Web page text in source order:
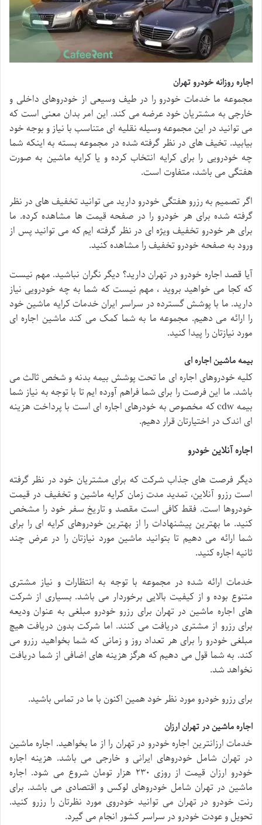
اجاره روزانه خودرو تهران
مجموعه ما خدمات خودرو را در طیف وسیعی از خودروهای داخلی و
خارجی به مشتریان خود عرضه می کند. این امر بدان معنی است که
می توانید در این مجموعه وسیله نقلیه ای متناسب با نیاز و بوجه خود
بیابید. تخیف های در نظر گرفته شده در مجموعه بسته به اینکه شما
چه خودرویی را برای کرایه انتخاب کرده و یا کرایه ماشین به صورت
هفتگی می باشد، متفاوت است.
اگر تصمیم به رزرو هفتگی خودرو دارید می توانید تخفیف های در نظر
گرفته شده برای هر خودرو را در صفحه قیمت ها مشاهده کرده. ما
برای هر خودرو تخفیف ویژه ای در نظر گرفته ایم که می توانید پس از
ورود به صفحه خودرو تخفیف را مشاهده کنید.
آیا قصد اجاره خودرو در تهران دارید؟ دیگر نگران نباشید. مهم نیست
که کجا می خواهید بروید ، مهم نیست که شما به چه خودرویی نیاز
دارید. ما با پوشش گسترده در سراسر ایران خدمات کرایه ماشین خود
را ارائه می دهیم. مجموعه ما به شما کمک می کند ماشین اجاره ای
مورد نیازتان را پیدا کنید.
بیمه ماشین اجاره ای
کلیه خودروهای اجاره ای ما تحت پوشش بیمه بدنه و شخص ثالث می
باشد. ما این فرصت را برای شما فراهم آورده ایم تا با توجه به نیاز شما
بیمه cdw که مخصوص به خودرهای اجاره ای است با پرداخت هزینه
ای اندک در اختیارتان قرار دهیم.
اجاره آنلاین خودرو
دیگر فرصت های جذاب شرکت که برای مشتریان خود در نظر گرفته
است رزرو آنلاین، تمدید مدت زمان کرایه ماشین و تخفیف در قیمت
خودروها است. فقط کافی است مقصد و تاریخ سفر خود را مشخص
کنید. ما بهترین پیشنهادات را از بهترین خودروهای کرایه ای را برای
شما ارائه می دهیم تا بتوانید ماشین مورد نیازتان را در عرض چند
ثانیه اجاره کنید.
خدمات ارائه شده در مجموعه با توجه به انتظارات و نیاز مشتری
متنوع بوده و از کیفیت بالایی برخوردار می باشد. بسیاری از شرکت
های اجاره ماشین در تهران برای رزرو خودرو مبلغی به عنوان ودیعه
برای رزرو از مشتری دریافت می کنند. اما شرکت بدون دریافت هیچ
مبلغی خودرو را برای هر تعداد روز و زمانی که شما بخواهید رزرو می
کند. به شما قول می دهیم که هرگز هزینه های اضافی از شما دریافت
نخواهد شد.
برای رزرو خودرو مورد نظر خود همین اکنون با ما در تماس باشید.
اجاره ماشین در تهران ارزان
خدمات ارزانترین اجاره خودرو در تهران را از ما بخواهید. اجاره ماشین
در تهران شامل خودروهای ایرانی و خارجی می باشد. هزینه اجاره
خودرو ارزان قیمت از روزی ۲۳۰ هزار تومان شروع می شود. اجاره
ماشین در تهران شامل خودروهای لوکس و اقتصادی می باشد. برای
رنت خودرو در تهران می توانید خودروی مورد نظرتان را رزرو کنید.
تحویل و عودت خودرو در سراسر کشور انجام می گیرد.